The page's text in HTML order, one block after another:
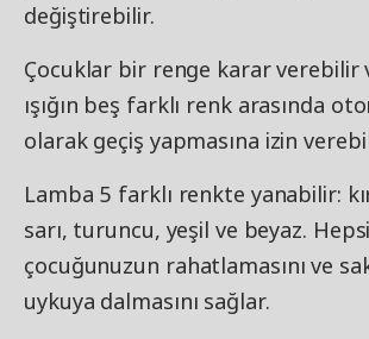
değiştirebilir.
Çocuklar bir renge karar verebilir
ışığın beş farklı renk arasında
olarak geçiş yapmasına izin
Lamba 5 farklı renkte yanabilir:
sarı, turuncu, yeşil ve beyaz. Hepsi
çocuğunuzun rahatlamasını ve
uykuya dalmasını sağlar.